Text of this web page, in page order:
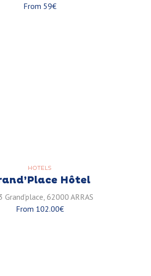
From 59€
HOTELS
Hôtel
Grand’place, 62000 ARRAS
From 102.00€